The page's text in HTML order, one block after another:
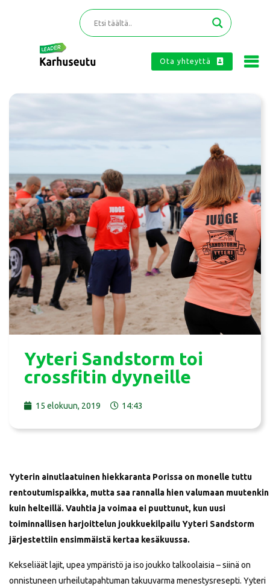
Ota yhteyttä
Yyteri Sandstorm toi
crossfitin dyyneille
15 elokuun, 2019 14:43
Yyterin ainutlaatuinen hiekkaranta Porissa on monelle tuttu
rentoutumispaikka, mutta saa rannalla hien valumaan muutenkin
kuin helteillä. Vauhtia ja voimaa ei puuttunut, kun uusi
toiminnallisen harjoittelun joukkuekilpailu Yyteri Sandstorm
järjestettiin ensimmäistä kertaa kesäkuussa.
Kekseliäät lajit, upea ympäristö ja iso joukko talkoolaisia – siinä on
onnistuneen urheilutapahtuman takuuvarma menestysresepti. Yyteri